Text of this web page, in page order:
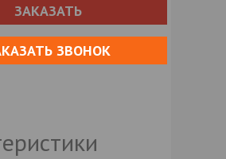
ЗАКАЗАТЬ
ЗВОНОК